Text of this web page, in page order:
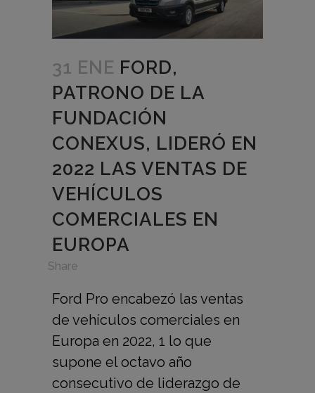
31 ENE FORD,
PATRONO DE LA
FUNDACIÓN
CONEXUS, LIDERÓ EN
2022 LAS VENTAS DE
VEHÍCULOS
COMERCIALES EN
EUROPA
Share
Ford Pro encabezó las ventas
de vehículos comerciales en
Europa en 2022, 1 lo que
supone el octavo año
consecutivo de liderazgo de